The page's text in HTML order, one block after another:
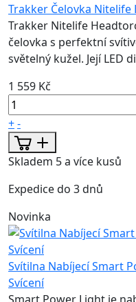
Trakker Čelovka
Trakker Nitelife
čelovka s perfektní
světelný kužel. Její LED
1 559 Kč
+-
Skladem 5 a více kusů
Expedice do 3 dnů
Novinka
Svítilna Nabíjecí Smart
Svícení